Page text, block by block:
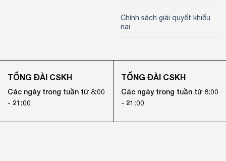
Chính sách giải quyết khiếu
nại
TỔNG ĐÀI CSKH
Các ngày trong tuần từ 8:00
- 21:00
TỔNG ĐÀI CSKH
Các ngày trong tuần từ 8:00
- 21:00